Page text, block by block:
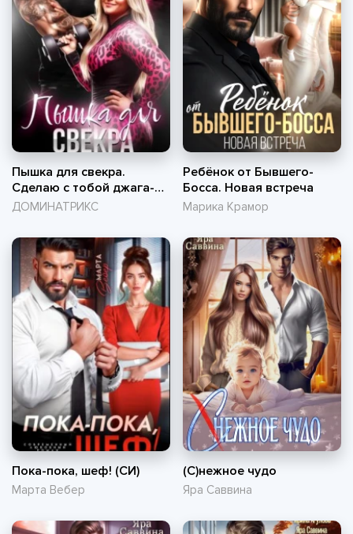
Пышка для свекра.
Сделаю с тобой джага-
джага!
ДОМИНАТРИКС
Ребёнок от Бывшего-
Босса. Новая встреча
Марика Крамор
Пока-пока, шеф! (СИ)
Марта Вебер
(С)нежное чудо
Яра Саввина